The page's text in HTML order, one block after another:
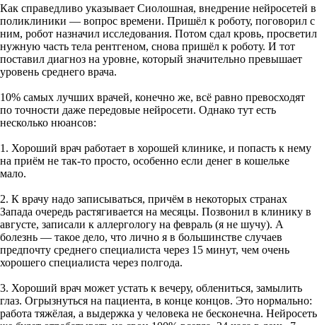
Как справедливо указывает Сиолошная, внедрение нейросетей в
поликлиники — вопрос времени. Пришёл к роботу, поговорил с
ним, робот назначил исследования. Потом сдал кровь, просветил
нужную часть тела рентгеном, снова пришёл к роботу. И тот
поставил диагноз на уровне, который значительно превышает
уровень среднего врача.
10% самых лучших врачей, конечно же, всё равно превосходят
по точности даже передовые нейросети. Однако тут есть
несколько нюансов:
1. Хороший врач работает в хорошей клинике, и попасть к нему
на приём не так-то просто, особенно если денег в кошельке
мало.
2. К врачу надо записываться, причём в некоторых странах
Запада очередь растягивается на месяцы. Позвонил в клинику в
августе, записали к аллергологу на февраль (я не шучу). А
болезнь — такое дело, что лично я в большинстве случаев
предпочту среднего специалиста через 15 минут, чем очень
хорошего специалиста через полгода.
3. Хороший врач может устать к вечеру, облениться, замылить
глаз. Огрызнуться на пациента, в конце концов. Это нормально:
работа тяжёлая, а выдержка у человека не бесконечна. Нейросеть